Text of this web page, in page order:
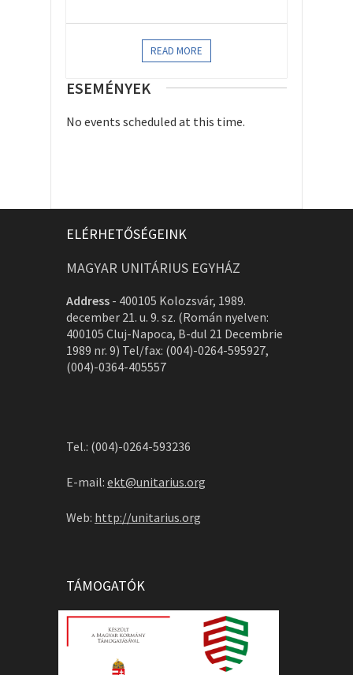
READ MORE
ESEMÉNYEK
No events scheduled at this time.
ELÉRHETŐSÉGEINK
MAGYAR UNITÁRIUS EGYHÁZ
Address - 400105 Kolozsvár, 1989.
december 21. u. 9. sz. (Román nyelven:
400105 Cluj-Napoca, B-dul 21 Decembrie
1989 nr. 9) Tel/fax: (004)-0264-595927,
(004)-0364-405557
Tel.: (004)-0264-593236
E-mail: ekt@unitarius.org
Web: http://unitarius.org
TÁMOGATÓK